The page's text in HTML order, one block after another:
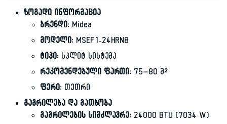
ზოგადი ინფორმაცია
ბრენდი:Midea
მოდელი:MSEF1-24HRN8
ტიპი:სპლიტ სისტემა
რეკომენდებული ფართი: 75–80 მ²
ფერი:თეთრი
გაგრილება და გათბობა
გაგრილების სიმძლავრე: 24000 BTU (7034 W)